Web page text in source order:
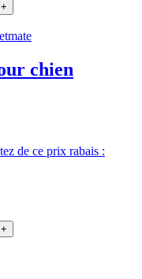
+
chien
de ce prix rabais :
+